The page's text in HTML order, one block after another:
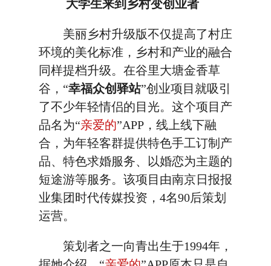
大学生来到乡村变创业者
美丽乡村升级版不仅提高了村庄
环境的美化标准，乡村和产业的融合
同样提档升级。在谷里大塘金香草
谷，“幸福众创驿站”创业项目就吸引
了不少年轻情侣的目光。这个项目产
品名为“亲爱的”APP，线上线下融
合，为年轻客群提供特色手工订制产
品、特色求婚服务、以婚恋为主题的
短途游等服务。该项目由南京日报报
业集团时代传媒投资，4名90后策划
运营。
策划者之一向青出生于1994年，